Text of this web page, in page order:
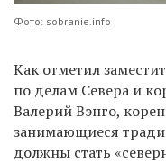
Фото: sobranie.info
Как отметил
по делам Севера и
Валерий Вэнго,
занимающиеся
должны стать